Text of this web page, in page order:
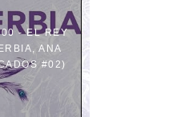
- EL REY
ANA
#02)